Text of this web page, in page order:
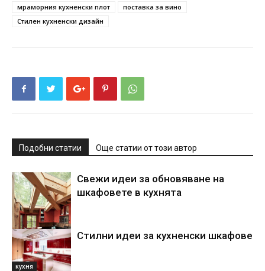
мраморния кухненски плот
поставка за вино
Стилен кухненски дизайн
Подобни статии Още статии от този автор
кухня
Свежи идеи за обновяване на
шкафовете в кухнята
кухня
Стилни идеи за кухненски шкафове